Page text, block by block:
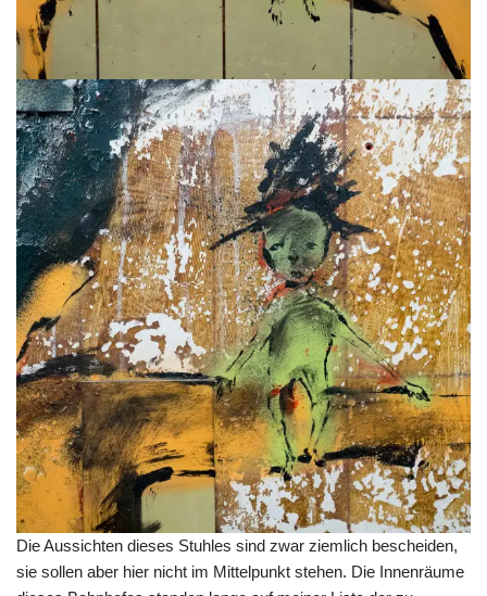
Die Aussichten dieses Stuhles sind zwar ziemlich bescheiden,
sie sollen aber hier nicht im Mittelpunkt stehen. Die Innenräume